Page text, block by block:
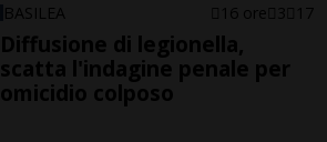
BASILEA 16 ore 3 17
Diffusione di legionella,
scatta l'indagine penale per
omicidio colposo